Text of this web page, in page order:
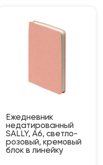
Ежедневник
недатированный
SALLY, A6, светло-
розовый, кремовый
блок в линейку